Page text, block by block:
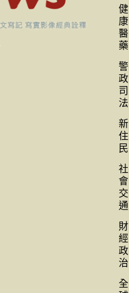
健
康
醫
藥
警
政
司
法
新
住
民
社
會
交
通
財
經
政
治
全